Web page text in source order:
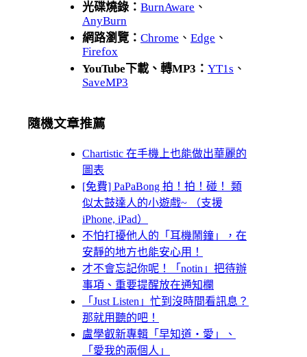
光碟燒錄： BurnAware 、
AnyBurn
網路瀏覽： Chrome 、 Edge 、
Firefox
YouTube下載、轉MP3： YT1s 、
SaveMP3
隨機文章推薦
Chartistic 在手機上也能做出華麗的
圖表
[免費] PaPaBong 拍！拍！碰！ 類
似太鼓達人的小遊戲~ （支援
iPhone, iPad）
不怕打擾他人的「耳機鬧鐘」，在
安靜的地方也能安心用！
才不會忘記你呢！「notin」把待辦
事項、重要提醒放在通知欄
「Just Listen」忙到沒時間看訊息？
那就用聽的吧！
盧學叡新專輯「早知道‧愛」、
「愛我的兩個人」